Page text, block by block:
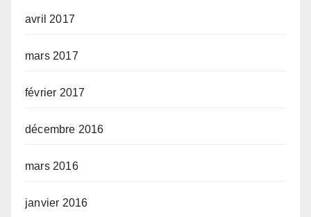
avril 2017
mars 2017
février 2017
décembre 2016
mars 2016
janvier 2016